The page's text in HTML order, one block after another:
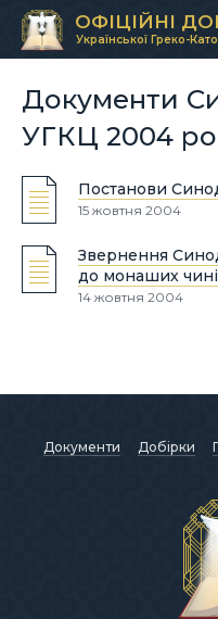
ОФІЦІЙНІ
Української Греко-
Документи
УГКЦ 2004
Постанови
15 жовтня 2004
Звернення
до монаших
14 жовтня 2004
Документи Добірки